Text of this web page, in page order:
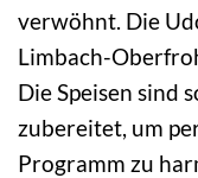
verwöhnt. Die
Limbach-
Die Speisen sind
zubereitet, um
Programm zu